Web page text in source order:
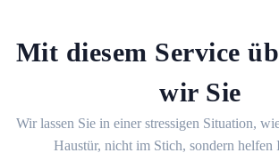
Mit diesem Service
wir Sie
Wir lassen Sie in einer stressigen Situation,
Haustür, nicht im Stich, sondern helfen